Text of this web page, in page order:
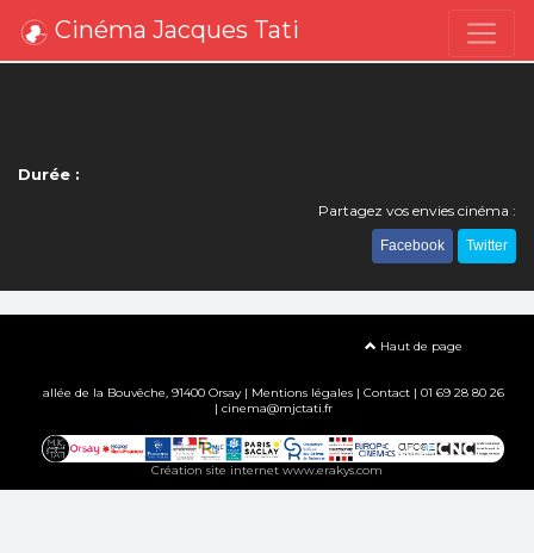
Cinéma Jacques Tati
Durée :
Partagez vos envies cinéma :
Facebook Twitter
Haut de page
allée de la Bouvêche, 91400 Orsay | Mentions légales| Contact| 01 69 28 80 26
| cinema@mjctati.fr
Création site internet www.erakys.com